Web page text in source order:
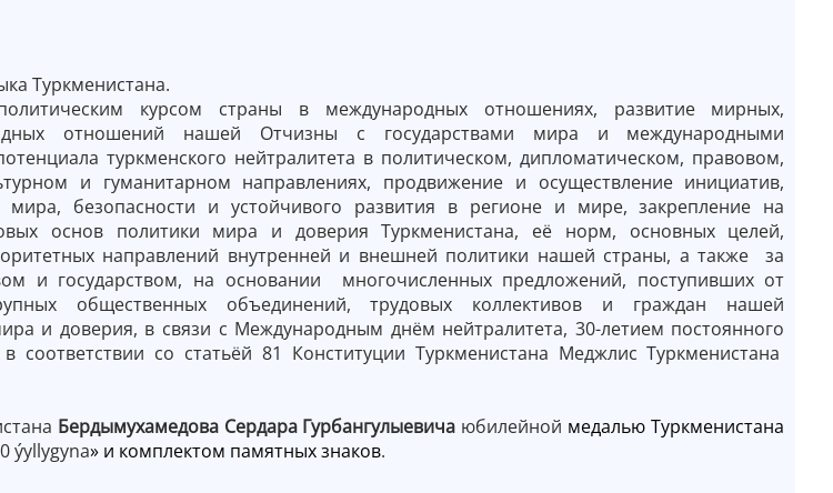
Туркменистана.
курсом страны в международных отношениях, развитие мирных,
отношений нашей Отчизны с государствами мира и международными
туркменского нейтралитета в политическом, дипломатическом, правовом,
и гуманитарном направлениях, продвижение и осуществление инициатив,
мира, безопасности и устойчивого развития в регионе и мире, закрепление на
основ политики мира и доверия Туркменистана, её норм, основных целей,
направлений внутренней и внешней политики нашей страны, а также за
и государством, на основании многочисленных предложений, поступивших от
общественных объединений, трудовых коллективов и граждан нашей
и доверия, в связи с Международным днём нейтралитета, 30-летием постоянного
соответствии со статьёй 81 Конституции Туркменистана Меджлис Туркменистана
Бердымухамедова Сердара Гурбангулыевича юбилейной медалью Туркменистана
ýyllygyna» и комплектом памятных знаков.